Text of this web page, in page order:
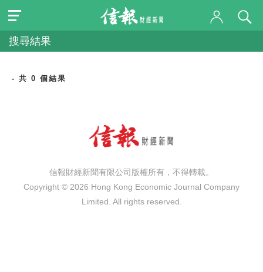
搜尋結果
- 共 0 個結果
信報財經新聞有限公司版權所有，不得轉載。
Copyright © 2026 Hong Kong Economic Journal Company
Limited. All rights reserved.